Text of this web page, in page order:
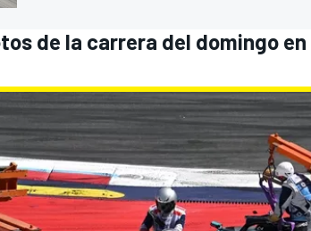
de la carrera del domingo en